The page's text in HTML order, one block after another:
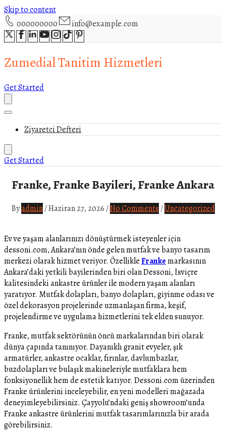
Skip to content
000000000
info@example.com
Zumedial Tanitim Hizmetleri
Get Started
Ziyaretci Defteri
Get Started
Franke, Franke Bayileri, Franke Ankara
Byadmin/Haziran 27, 2026 /No Comments /Uncategorized
Ev ve yaşam alanlarınızı dönüştürmek isteyenler için
dessoni.com, Ankara’nın önde gelen mutfak ve banyo tasarım
merkezi olarak hizmet veriyor. ÖzellikleFrankemarkasının
Ankara’daki yetkili bayilerinden biri olan Dessoni, İsviçre
kalitesindeki ankastre ürünler ile modern yaşam alanları
yaratıyor. Mutfak dolapları, banyo dolapları, giyinme odası ve
özel dekorasyon projelerinde uzmanlaşan firma, keşif,
projelendirme ve uygulama hizmetlerini tek elden sunuyor.
Franke, mutfak sektörünün öncü markalarından biri olarak
dünya çapında tanınıyor. Dayanıklı granit evyeler, şık
armatürler, ankastre ocaklar, fırınlar, davlumbazlar,
buzdolapları ve bulaşık makineleriyle mutfaklara hem
fonksiyonellik hem de estetik katıyor. Dessoni.com üzerinden
Franke ürünlerini inceleyebilir, en yeni modelleri mağazada
deneyimleyebilirsiniz. Çayyolu’ndaki geniş showroom’unda
Franke ankastre ürünlerini mutfak tasarımlarınızla bir arada
görebilirsiniz.